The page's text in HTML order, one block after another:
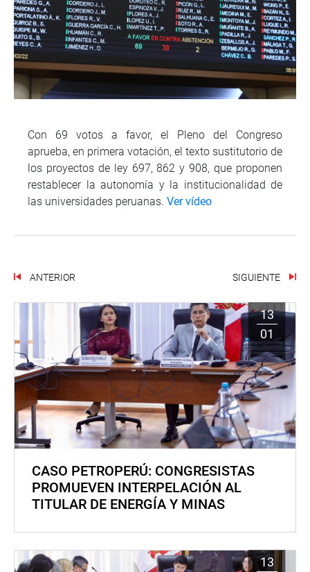
Con 69 votos a favor, el Pleno del Congreso
aprueba, en primera votación, el texto sustitutorio de
los proyectos de ley 697, 862 y 908, que proponen
restablecer la autonomía y la institucionalidad de
las universidades peruanas. Ver vídeo
ANTERIOR SIGUIENTE
13
01
CASO PETROPERÚ: CONGRESISTAS
PROMUEVEN INTERPELACIÓN AL
TITULAR DE ENERGÍA Y MINAS
13